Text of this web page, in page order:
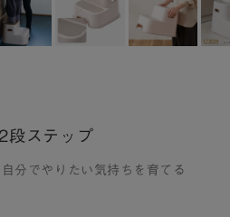
段ステップ
分でやりたい気持ちを育てる